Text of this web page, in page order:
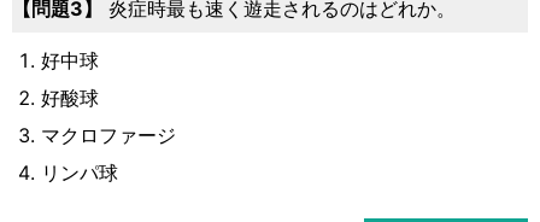
問題3 炎症時最も速く遊走されるのはどれか。
好中球
好酸球
マクロファージ
リンパ球